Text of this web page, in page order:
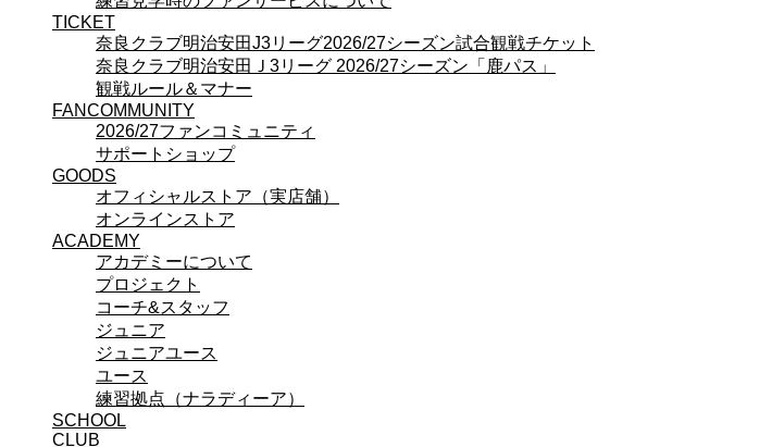
ジュニア
ジュニアユース
ユース
練習拠点（ナラディーア）
SCHOOL
CLUB
2026/27 パートナー企業
パートナー募集
クラブ理念
クラブ情報
サステナビリティ
Web制作支援
応援プロジェクト
TICKET
奈良クラブ明治安田J3リーグ2026/27シーズン試合観戦チケット
奈良クラブ明治安田Ｊ3リーグ 2026/27シーズン「鹿パス」
観戦ルール＆マナー
FANCOMMUNITY
2026/27ファンコミュニティ
サポートショップ
GOODS
オフィシャルストア（実店舗）
オンラインストア
ACADEMY
アカデミーについて
プロジェクト
コーチ&スタッフ
ジュニア
ジュニアユース
ユース
練習拠点（ナラディーア）
SCHOOL
CLUB